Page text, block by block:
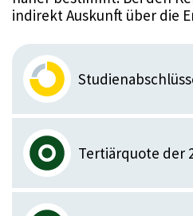
indirekt Auskunft über die
Tertiärquote der